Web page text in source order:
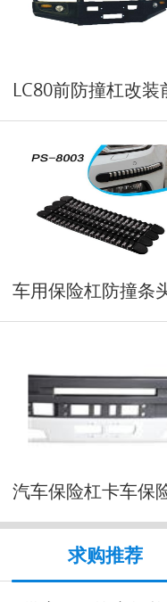
LC80前防撞杠改装
车用保险杠防撞条
车用
汽车保险杠卡车保
杠前
求购推荐